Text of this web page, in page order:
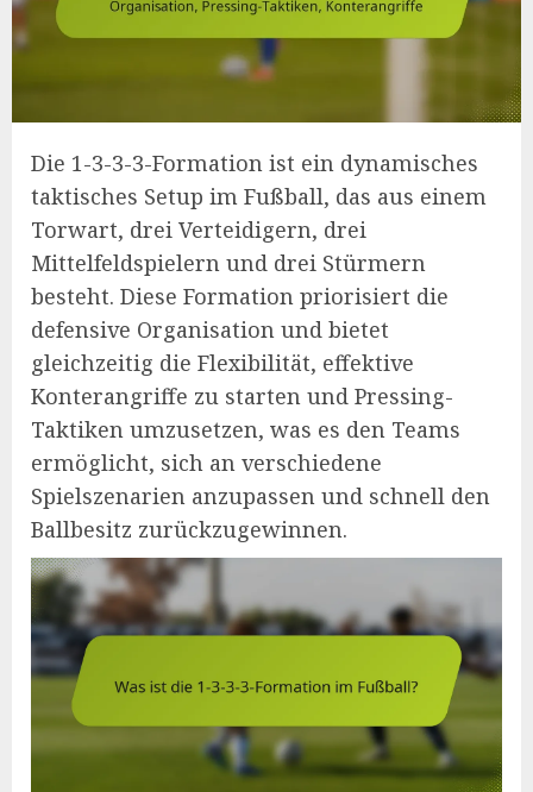
Die 1-3-3-3-Formation ist ein dynamisches
taktisches Setup im Fußball, das aus einem
Torwart, drei Verteidigern, drei
Mittelfeldspielern und drei Stürmern
besteht. Diese Formation priorisiert die
defensive Organisation und bietet
gleichzeitig die Flexibilität, effektive
Konterangriffe zu starten und Pressing-
Taktiken umzusetzen, was es den Teams
ermöglicht, sich an verschiedene
Spielszenarien anzupassen und schnell den
Ballbesitz zurückzugewinnen.